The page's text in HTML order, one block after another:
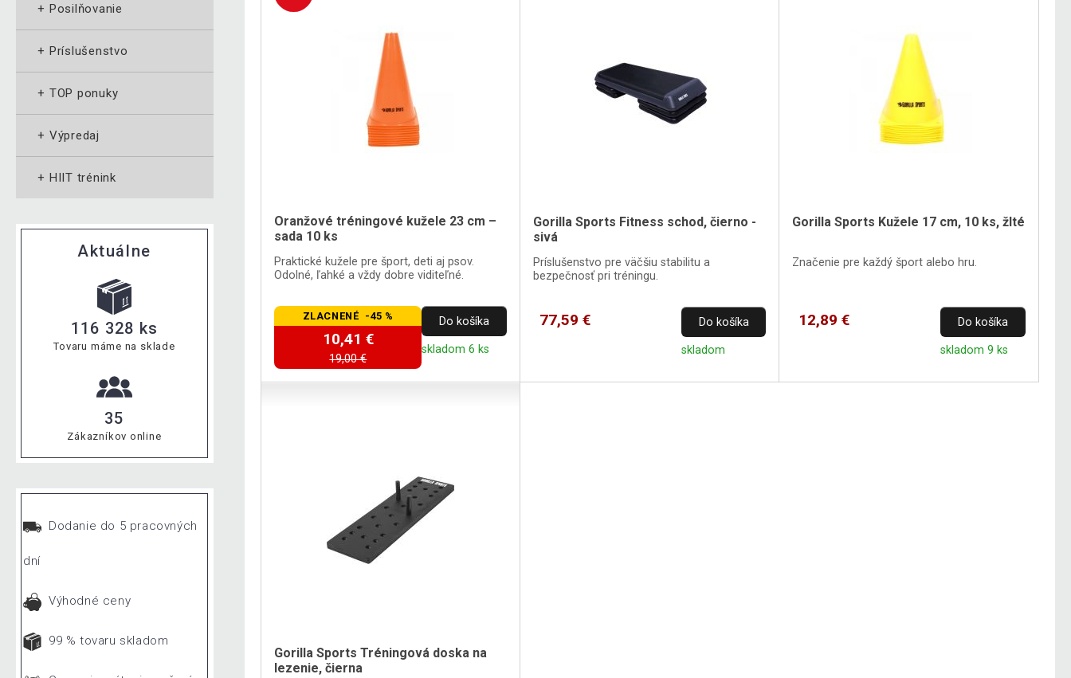
+ Posilňovanie
+ Príslušenstvo
+ TOP ponuky
+ Výpredaj
+ HIIT trénink
Aktuálne
116 328 ks
Tovaru máme na sklade
35
Zákazníkov online
Dodanie do 5 pracovných
dní
Výhodné ceny
99 % tovaru skladom
Oranžové tréningové kužele 23 cm –
sada 10 ks
Praktické kužele pre šport, deti aj psov.
Odolné, ľahké a vždy dobre viditeľné.
ZLACNENÉ -45 %
10,41 €
19,00 €
Do košíka
skladom 6 ks
Gorilla Sports Fitness schod, čierno -
sivá
Príslušenstvo pre väčšiu stabilitu a
bezpečnosť pri tréningu.
77,59 € Do košíka
skladom
Gorilla Sports Kužele 17 cm, 10 ks, žlté
Značenie pre každý šport alebo hru.
12,89 € Do košíka
skladom 9 ks
Gorilla Sports Tréningová doska na
lezenie, čierna